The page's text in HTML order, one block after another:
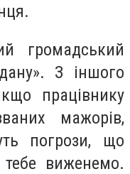
громадський
З іншого
працівнику
мажорів,
погрози, що
виженемо.